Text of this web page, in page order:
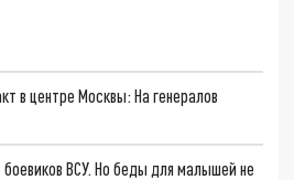
в центре Москвы: На генералов
ВСУ. Но беды для малышей не